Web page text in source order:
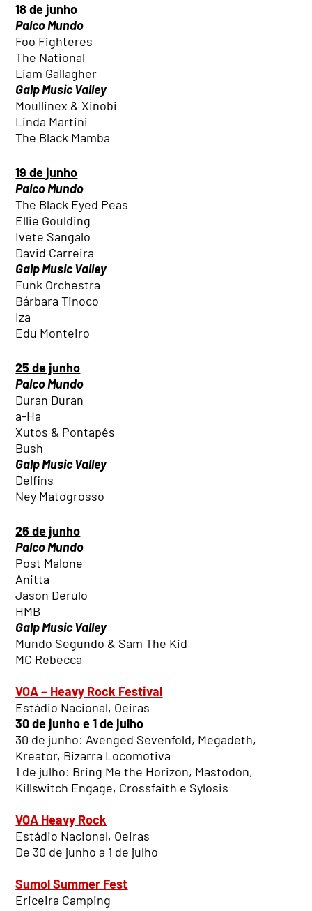
18 de junho
Palco Mundo
Foo Fighteres
The National
Liam Gallagher
Galp Music Valley
Moullinex & Xinobi
Linda Martini
The Black Mamba
19 de junho
Palco Mundo
The Black Eyed Peas
Ellie Goulding
Ivete Sangalo
David Carreira
Galp Music Valley
Funk Orchestra
Bárbara Tinoco
Iza
Edu Monteiro
25 de junho
Palco Mundo
Duran Duran
a-Ha
Xutos & Pontapés
Bush
Galp Music Valley
Delfins
Ney Matogrosso
26 de junho
Palco Mundo
Post Malone
Anitta
Jason Derulo
HMB
Galp Music Valley
Mundo Segundo & Sam The Kid
MC Rebecca
VOA – Heavy Rock Festival
Estádio Nacional, Oeiras
30 de junho e 1 de julho
30 de junho: Avenged Sevenfold, Megadeth,
Kreator, Bizarra Locomotiva
1 de julho: Bring Me the Horizon, Mastodon,
Killswitch Engage, Crossfaith e Sylosis
VOA Heavy Rock
Estádio Nacional, Oeiras
De 30 de junho a 1 de julho
Sumol Summer Fest
Ericeira Camping